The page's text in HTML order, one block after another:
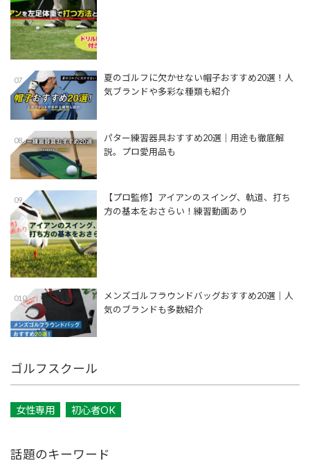
07
夏のゴルフに欠かせない帽子おすすめ20選！人
気ブランドや多彩な種類も紹介
08
パター練習器具おすすめ20選｜用途も徹底解
説。プロ愛用品も
09
【プロ監修】アイアンのスイング、軌道、打ち
方の基本をおさらい！練習動画あり
010
メンズゴルフラウンドバッグおすすめ20選｜人
気のブランドも多数紹介
ゴルフスクール
女性専用 初心者OK
話題のキーワード